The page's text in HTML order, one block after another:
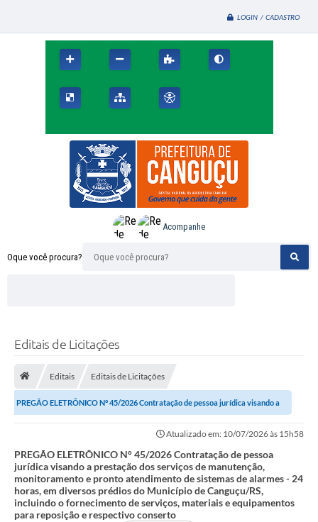
LOGIN / CADASTRO
Oque você procura?
Acompanhe
Editais de Licitações
Editais Editais de Licitações
PREGÃO ELETRÔNICO N° 45/2026 Contratação de pessoa jurídica visando a
Atualizado em: 10/07/2026 às 15h58
PREGÃO ELETRÔNICO N° 45/2026 Contratação de pessoa
jurídica visando a prestação dos serviços de manutenção,
monitoramento e pronto atendimento de sistemas de alarmes - 24
horas, em diversos prédios do Município de Canguçu/RS,
incluindo o fornecimento de serviços, materiais e equipamentos
para reposição e respectivo conserto